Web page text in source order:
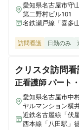
《名古屋市千種
OK
准看護師 正社員（
《名古屋市千種区
与3ヶ月◎残業ほ
愛知県名古屋市守
第二野村ビル101
名鉄瀬戸線「喜多
訪問看護 日勤のみ
クリスタ訪問
正看護師パート
愛知県名古屋市中
ヤルマンション横
近鉄名古屋線「伏
西本線「八田駅」